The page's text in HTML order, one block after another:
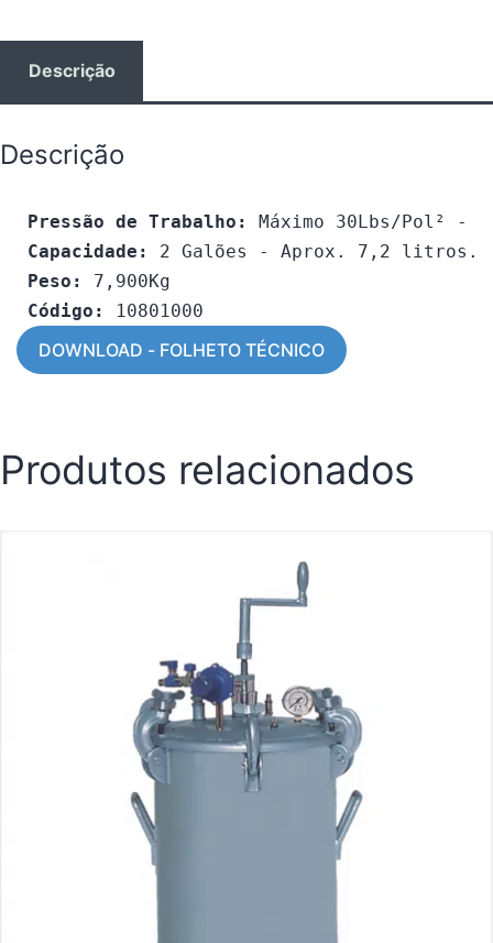
Descrição
Descrição
Pressão de Trabalho:
Máximo 30Lbs/Pol² -
Capacidade:
2 Galões - Aprox. 7,2 litros.
Peso:
7,900Kg
Código:
10801000
DOWNLOAD - FOLHETO TÉCNICO
Produtos relacionados